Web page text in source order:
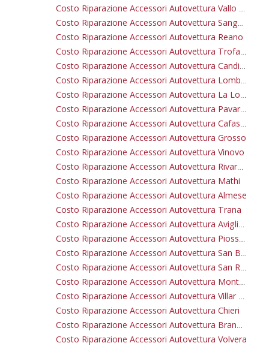
Costo Riparazione Accessori Autovettura Vallo Torinese
Costo Riparazione Accessori Autovettura Sangano
Costo Riparazione Accessori Autovettura Reano
Costo Riparazione Accessori Autovettura Trofarello
Costo Riparazione Accessori Autovettura Candiolo
Costo Riparazione Accessori Autovettura Lombardore
Costo Riparazione Accessori Autovettura La Loggia
Costo Riparazione Accessori Autovettura Pavarolo
Costo Riparazione Accessori Autovettura Cafasse
Costo Riparazione Accessori Autovettura Grosso
Costo Riparazione Accessori Autovettura Vinovo
Costo Riparazione Accessori Autovettura Rivarossa
Costo Riparazione Accessori Autovettura Mathi
Costo Riparazione Accessori Autovettura Almese
Costo Riparazione Accessori Autovettura Trana
Costo Riparazione Accessori Autovettura Avigliana
Costo Riparazione Accessori Autovettura Piossasco
Costo Riparazione Accessori Autovettura San Benigno Canavese
Costo Riparazione Accessori Autovettura San Raffaele Cimena
Costo Riparazione Accessori Autovettura Montaldo Torinese
Costo Riparazione Accessori Autovettura Villar Dora
Costo Riparazione Accessori Autovettura Chieri
Costo Riparazione Accessori Autovettura Brandizzo
Costo Riparazione Accessori Autovettura Volvera